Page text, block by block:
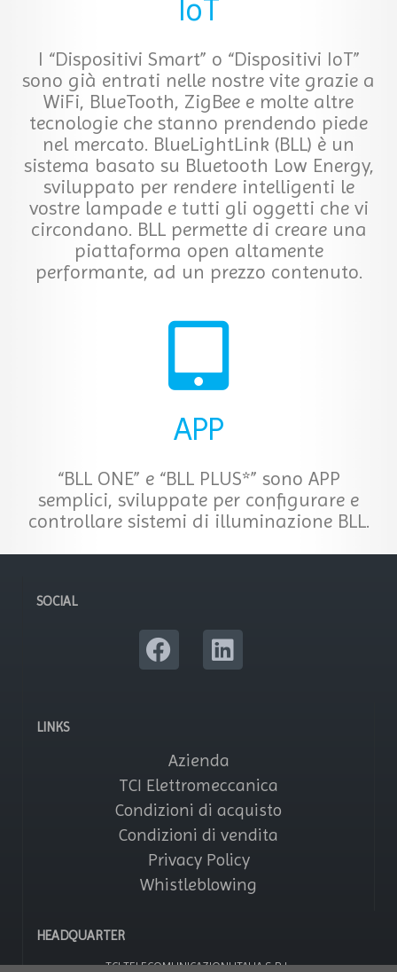
IoT
I “Dispositivi Smart” o “Dispositivi IoT”
sono già entrati nelle nostre vite grazie a
WiFi, BlueTooth, ZigBee e molte altre
tecnologie che stanno prendendo piede
nel mercato. BlueLightLink (BLL) è un
sistema basato su Bluetooth Low Energy,
sviluppato per rendere intelligenti le
vostre lampade e tutti gli oggetti che vi
circondano. BLL permette di creare una
piattaforma open altamente
performante, ad un prezzo contenuto.
APP
“BLL ONE” e “BLL PLUS*” sono APP
semplici, sviluppate per configurare e
controllare sistemi di illuminazione BLL.
SOCIAL
LINKS
Azienda
TCI Elettromeccanica
Condizioni di acquisto
Condizioni di vendita
Privacy Policy
Whistleblowing
HEADQUARTER
TCI TELECOMUNICAZIONI ITALIA S.R.L.